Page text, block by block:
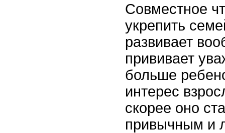
Совместное
укрепить
развивает
прививает
больше
интерес
скорее оно
привычным и